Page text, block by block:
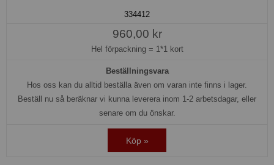
334412
960,00 kr
Hel förpackning = 1*1 kort
Beställningsvara
Hos oss kan du alltid beställa även om varan inte finns i lager.
Beställ nu så beräknar vi kunna leverera inom 1-2 arbetsdagar, eller
senare om du önskar.
Köp »